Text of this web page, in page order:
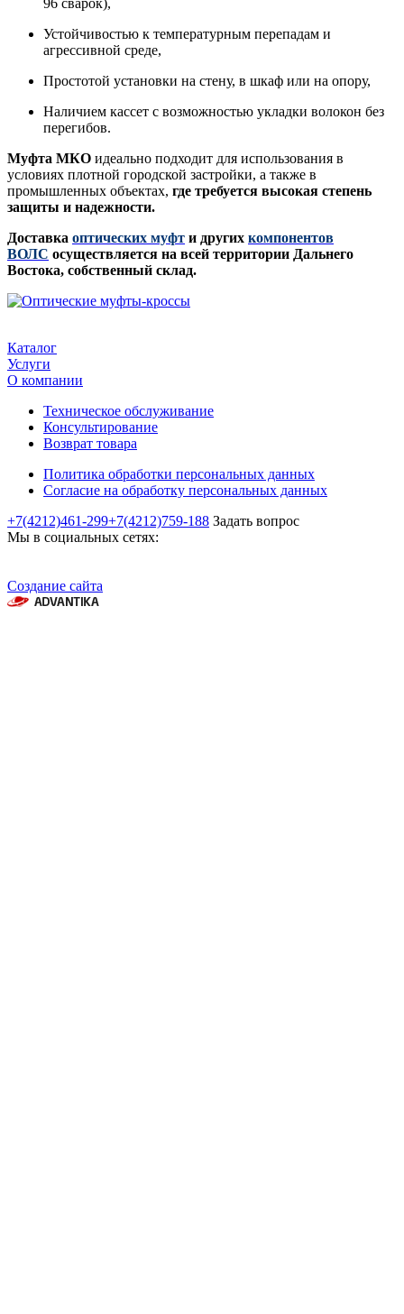
96 сварок),
Устойчивостью к температурным перепадам и
агрессивной среде,
Простотой установки на стену, в шкаф или на опору,
Наличием кассет с возможностью укладки волокон без
перегибов.
Муфта МКО идеально подходит для использования в
условиях плотной городской застройки, а также в
промышленных объектах, где требуется высокая степень
защиты и надежности.
Доставка оптических муфт и других компонентов
ВОЛС осуществляется на всей территории Дальнего
Востока, собственный склад.
Каталог
Услуги
О компании
Техническое обслуживание
Консультирование
Возврат товара
Политика обработки персональных данных
Согласие на обработку персональных данных
+7(4212)461-299+7(4212)759-188 Задать вопрос
Мы в социальных сетях:
Создание сайта